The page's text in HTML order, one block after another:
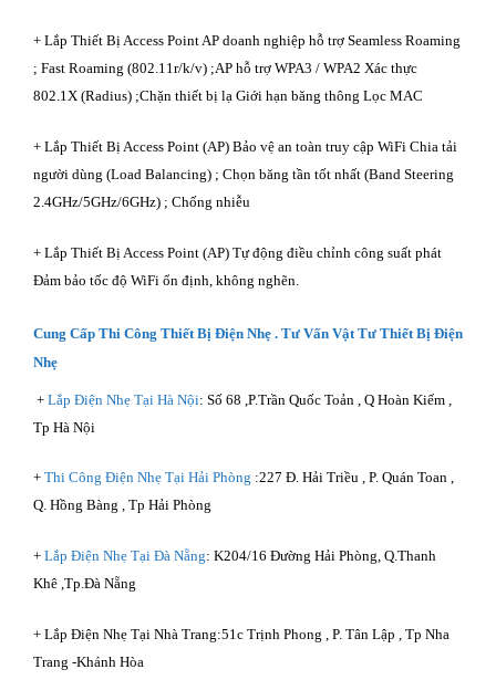
+ Lắp Thiết Bị Access Point AP doanh nghiệp hỗ trợ Seamless Roaming
; Fast Roaming (802.11r/k/v) ;AP hỗ trợ WPA3 / WPA2 Xác thực
802.1X (Radius) ;Chặn thiết bị lạ Giới hạn băng thông Lọc MAC
+ Lắp Thiết Bị Access Point (AP) Bảo vệ an toàn truy cập WiFi Chia tải
người dùng (Load Balancing) ; Chọn băng tần tốt nhất (Band Steering
2.4GHz/5GHz/6GHz) ; Chống nhiễu
+ Lắp Thiết Bị Access Point (AP) Tự động điều chỉnh công suất phát
Đảm bảo tốc độ WiFi ổn định, không nghẽn.
Cung Cấp Thi Công Thiết Bị Điện Nhẹ . Tư Vấn Vật Tư Thiết Bị Điện
Nhẹ
+ Lắp Điện Nhẹ Tại Hà Nội: Số 68 ,P.Trần Quốc Toản , Q Hoàn Kiếm ,
Tp Hà Nội
+ Thi Công Điện Nhẹ Tại Hải Phòng :227 Đ. Hải Triều , P. Quán Toan ,
Q. Hồng Bàng , Tp Hải Phòng
+ Lắp Điện Nhẹ Tại Đà Nẵng: K204/16 Đường Hải Phòng, Q.Thanh
Khê ,Tp.Đà Nẵng
+ Lắp Điện Nhẹ Tại Nhà Trang:51c Trịnh Phong , P. Tân Lập , Tp Nha
Trang -Khánh Hòa